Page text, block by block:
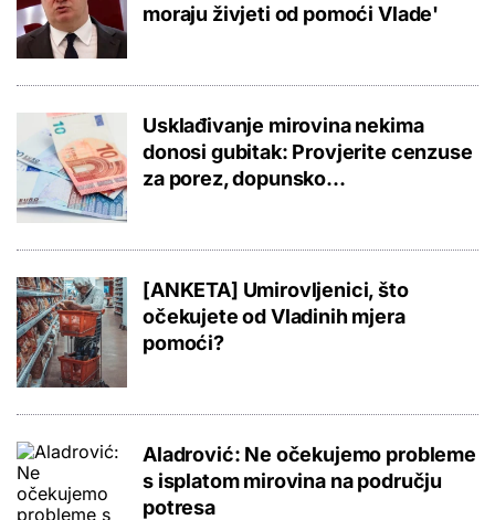
moraju živjeti od pomoći Vlade'
Usklađivanje mirovina nekima
donosi gubitak: Provjerite cenzuse
za porez, dopunsko...
[ANKETA] Umirovljenici, što
očekujete od Vladinih mjera
pomoći?
Aladrović: Ne očekujemo probleme
s isplatom mirovina na području
potresa